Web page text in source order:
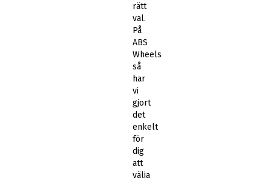
rätt
val.
På
ABS
Wheels
så
har
vi
gjort
det
enkelt
för
dig
att
välja